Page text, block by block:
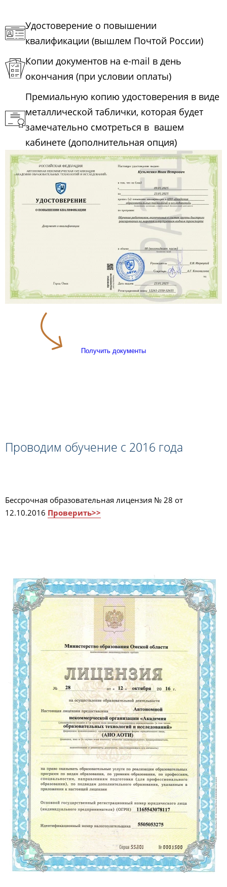
Удостоверение о повышении
квалификации (вышлем Почтой России)
Копии документов на e-mail в день
окончания (при условии оплаты)
Премиальную копию удостоверения в виде
металлической таблички, которая будет
замечательно смотреться в вашем
кабинете (дополнительная опция)
Получить документы
Проводим обучение с 2016 года
Бессрочная образовательная лицензия № 28 от
12.10.2016 Проверить>>